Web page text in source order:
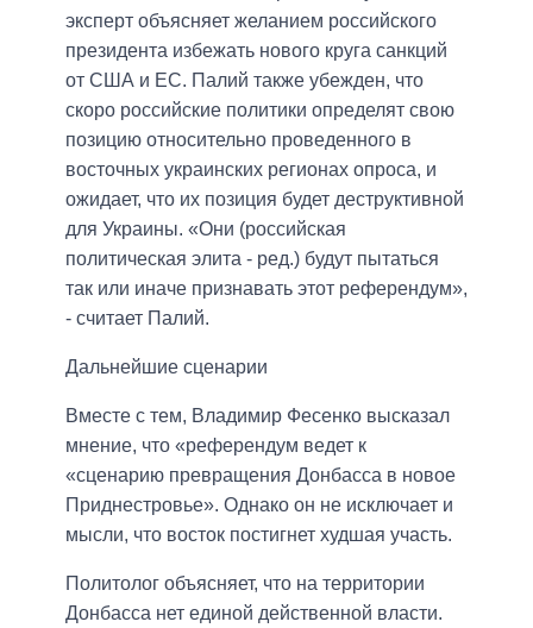
эксперт объясняет желанием российского
президента избежать нового круга санкций
от США и ЕС. Палий также убежден, что
скоро российские политики определят свою
позицию относительно проведенного в
восточных украинских регионах опроса, и
ожидает, что их позиция будет деструктивной
для Украины. «Они (российская
политическая элита - ред.) будут пытаться
так или иначе признавать этот референдум»,
- считает Палий.
Дальнейшие сценарии
Вместе с тем, Владимир Фесенко высказал
мнение, что «референдум ведет к
«сценарию превращения Донбасса в новое
Приднестровье». Однако он не исключает и
мысли, что восток постигнет худшая участь.
Политолог объясняет, что на территории
Донбасса нет единой действенной власти.